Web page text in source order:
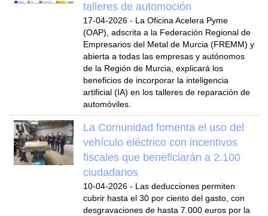
talleres de automoción
17-04-2026 - La Oficina Acelera Pyme
(OAP), adscrita a la Federación Regional de
Empresarios del Metal de Murcia (FREMM) y
abierta a todas las empresas y autónomos
de la Región de Murcia, explicará los
beneficios de incorporar la inteligencia
artificial (IA) en los talleres de reparación de
automóviles.
La Comunidad fomenta el uso del
vehículo eléctrico con incentivos
fiscales que beneficiarán a 2.100
ciudadanos
10-04-2026 - Las deducciones permiten
cubrir hasta el 30 por ciento del gasto, con
desgravaciones de hasta 7.000 euros por la